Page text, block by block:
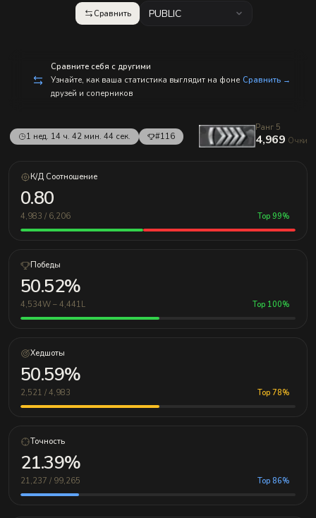
Сравнить PUBLIC
Сравните себя с другими
Узнайте, как ваша статистика выглядит на фоне
друзей и соперников
Сравнить →
1 нед. 14 ч. 42 мин. 44 сек. #116
Ранг 5
4,969 Очки
К/Д Соотношение
0.80
4,983 / 6,206 Top 99%
Победы
50.52%
4,534W – 4,441L Top 100%
Хедшоты
50.59%
2,521 / 4,983 Top 78%
Точность
21.39%
21,237 / 99,265 Top 86%